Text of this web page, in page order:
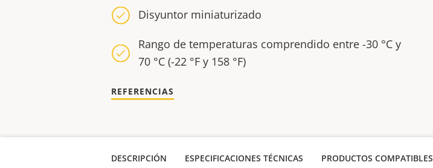
Disyuntor miniaturizado
Rango de temperaturas comprendido entre -30 °C y
70 °C (-22 °F y 158 °F)
REFERENCIAS
DESCRIPCIÓN ESPECIFICACIONES TÉCNICAS PRODUCTOS COMPATIBLES